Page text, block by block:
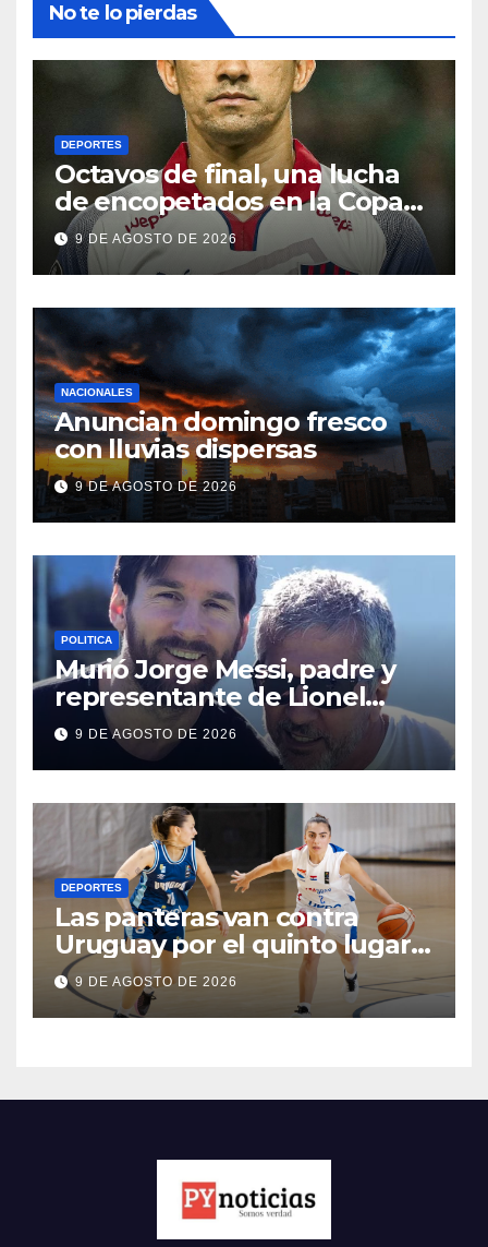
No te lo pierdas
DEPORTES
Octavos de final, una lucha
de encopetados en la Copa
Libertadores
9 DE AGOSTO DE 2026
NACIONALES
Anuncian domingo fresco
con lluvias dispersas
9 DE AGOSTO DE 2026
POLITICA
Murió Jorge Messi, padre y
representante de Lionel
Messi
9 DE AGOSTO DE 2026
DEPORTES
Las panteras van contra
Uruguay por el quinto lugar
del Sudamericano de
basquet
9 DE AGOSTO DE 2026